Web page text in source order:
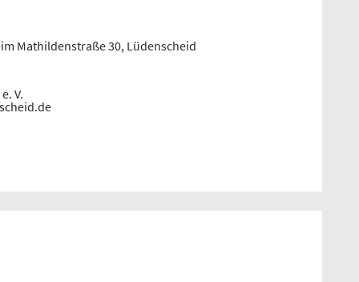
Mathildenstraße 30, Lüdenscheid
V.